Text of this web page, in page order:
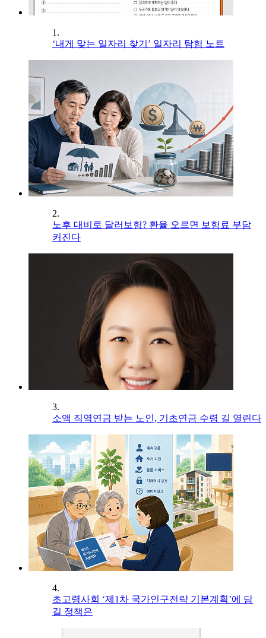
1.
‘내게 맞는 일자리 찾기’ 일자리 탐험 노트
2.
노후 대비로 달러보험? 환율 오르면 보험료 부담
커진다
3.
소액 직역연금 받는 노인, 기초연금 수령 길 열린다
4.
초고령사회 ‘제1차 국가인구전략 기본계획’에 담
길 정책은